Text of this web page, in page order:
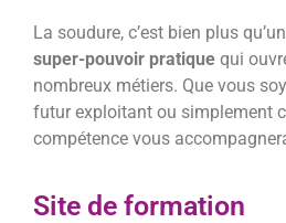
La soudure, c’est bien plus
super-pouvoir pratique qui
nombreux métiers. Que vous
futur exploitant ou simplement
compétence vous
Site de formation